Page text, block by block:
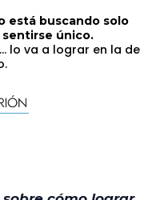
está buscando solo
sentirse único.
lo va a lograr en la de